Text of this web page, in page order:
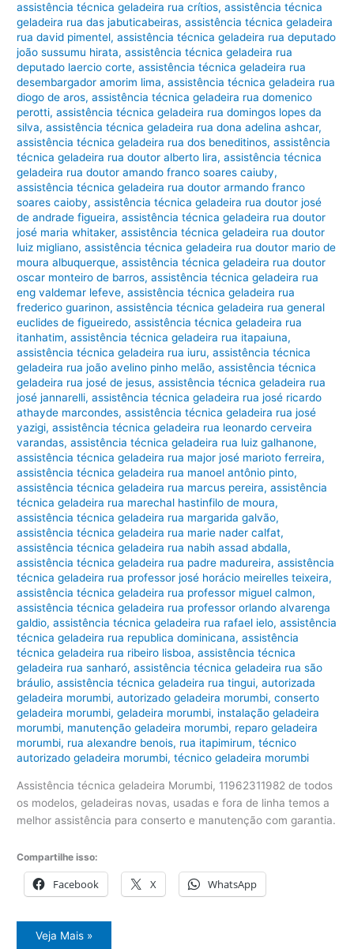
assistência técnica geladeira rua crítios,assistência técnica
geladeira rua das jabuticabeiras,assistência técnica geladeira
rua david pimentel,assistência técnica geladeira rua deputado
joão sussumu hirata,assistência técnica geladeira rua
deputado laercio corte,assistência técnica geladeira rua
desembargador amorim lima,assistência técnica geladeira rua
diogo de aros,assistência técnica geladeira rua domenico
perotti,assistência técnica geladeira rua domingos lopes da
silva,assistência técnica geladeira rua dona adelina ashcar,
assistência técnica geladeira rua dos beneditinos,assistência
técnica geladeira rua doutor alberto lira,assistência técnica
geladeira rua doutor amando franco soares caiuby,
assistência técnica geladeira rua doutor armando franco
soares caioby,assistência técnica geladeira rua doutor josé
de andrade figueira,assistência técnica geladeira rua doutor
josé maria whitaker,assistência técnica geladeira rua doutor
luiz migliano,assistência técnica geladeira rua doutor mario de
moura albuquerque,assistência técnica geladeira rua doutor
oscar monteiro de barros,assistência técnica geladeira rua
eng valdemar lefeve,assistência técnica geladeira rua
frederico guarinon,assistência técnica geladeira rua general
euclides de figueiredo,assistência técnica geladeira rua
itanhatim,assistência técnica geladeira rua itapaiuna,
assistência técnica geladeira rua iuru,assistência técnica
geladeira rua joão avelino pinho melão,assistência técnica
geladeira rua josé de jesus,assistência técnica geladeira rua
josé jannarelli,assistência técnica geladeira rua josé ricardo
athayde marcondes,assistência técnica geladeira rua josé
yazigi,assistência técnica geladeira rua leonardo cerveira
varandas,assistência técnica geladeira rua luiz galhanone,
assistência técnica geladeira rua major josé marioto ferreira,
assistência técnica geladeira rua manoel antônio pinto,
assistência técnica geladeira rua marcus pereira,assistência
técnica geladeira rua marechal hastinfilo de moura,
assistência técnica geladeira rua margarida galvão,
assistência técnica geladeira rua marie nader calfat,
assistência técnica geladeira rua nabih assad abdalla,
assistência técnica geladeira rua padre madureira,assistência
técnica geladeira rua professor josé horácio meirelles teixeira,
assistência técnica geladeira rua professor miguel calmon,
assistência técnica geladeira rua professor orlando alvarenga
galdio,assistência técnica geladeira rua rafael ielo,assistência
técnica geladeira rua republica dominicana,assistência
técnica geladeira rua ribeiro lisboa,assistência técnica
geladeira rua sanharó,assistência técnica geladeira rua são
bráulio,assistência técnica geladeira rua tingui,autorizada
geladeira morumbi,autorizado geladeira morumbi,conserto
geladeira morumbi,geladeira morumbi, instalação geladeira
morumbi, manutenção geladeira morumbi, reparo geladeira
morumbi, rua alexandre benois, rua itapimirum,técnico
autorizado geladeira morumbi,técnico geladeira morumbi
Assistência técnica geladeira Morumbi, 11962311982 de todos
os modelos, geladeiras novas, usadas e fora de linha temos a
melhor assistência para conserto e manutenção com garantia.
Compartilhe isso:
Facebook X WhatsApp
Assistência
técnica
Veja Mais »